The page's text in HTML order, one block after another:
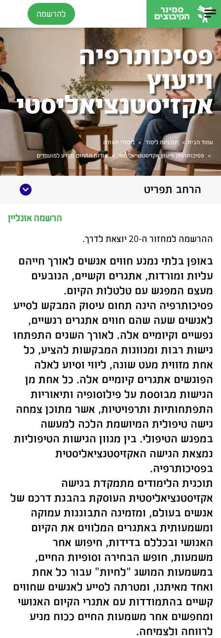
להרשמה
עמוד הבית > תוכניות לימוד > לימודי תעודה
> פסיכותרפיה וייעוץ אקזיסטנציאליסטי > אודות התחום ומידע למועמדים
פסיכותרפיה
וייעוץ
אקזיסטנציאליסטי
הרחב תפריט
הרשמה אונליין
ההרשמה למחזור ה-20 יוצאת לדרך.
באופן בלתי נמנע חווים אנשים לאורך חייהם
עליות ומורדות, אתגרים וקשיים, הנובעים
מעצם המפגש עם טלטלות הקיום.
פסיכותרפיה הינה תחום עיסוק המבקש לסייע
לאנשים שעה שהם חווים אתגרים רגשיים,
נפשיים וקיומיים אלה. לאורך השנים התפתחו
גישות רבות ומגוונות המבקשות להציע, כל
אחת מזווית מעט שונה, ליווי וסיוע לאלה
הפוגשים אתגרים קיומיים אלה. כל אחת מן
הגישות מבוססת על פילוסופיה ותיאוריות
התפתחותיות ותרפויטיות, אשר מתוכן צמחה
גישה טיפולית המיושמת הלכה למעשה
במפגש הטיפולי. בין מגוון הגישות הטיפוליות
נמצאת הגישה האקזיסטנציאליסטית
בפסיכותרפיה.
תוכנית הלימודים מתמקדת בגישה
אקזיסטנציאליסטית העוסקת בהבנת דרכם של
אנשים בעולם, ומזמינה התבוננות עמוקה
ומשמעותית באתגרים המלווים את הקיום
האנושי ובכללם בדידות, חיפוש אחר
משמעות, חופש הבחירה וסופיות החיים,
במשמעות המושג "לחיות" עבור כל אחת
ואחד מאיתנו, ומטרתה לסייע לאנשים שחווים
קשיים בהתמודדות עם אתגרי הקיום האנושי
ומחפשים אחר משמעות החיים ככוח מניע
לרווחה ולצמיחה.